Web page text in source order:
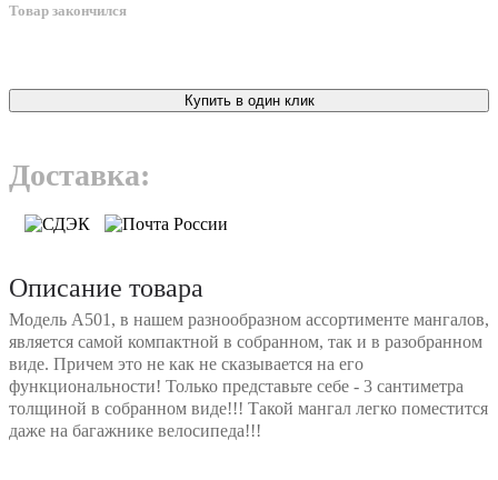
Товар закончился
Купить в один клик
Доставка:
Описание товара
Модель А501, в нашем разнообразном ассортименте мангалов,
является самой компактной в собранном, так и в разобранном
виде. Причем это не как не сказывается на его
функциональности! Только представьте себе - 3 сантиметра
толщиной в собранном виде!!! Такой мангал легко поместится
даже на багажнике велосипеда!!!